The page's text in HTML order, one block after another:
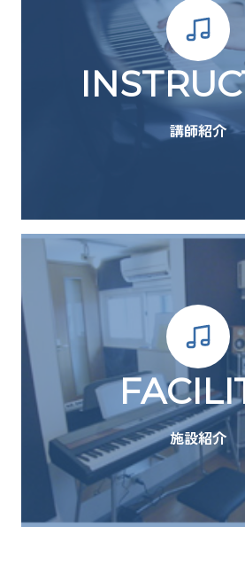
講師紹介
施設紹介